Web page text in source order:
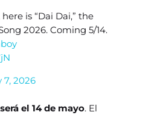
is “Dai Dai,” the
2026. Coming 5/14.
7, 2026
el 14 de mayo. El